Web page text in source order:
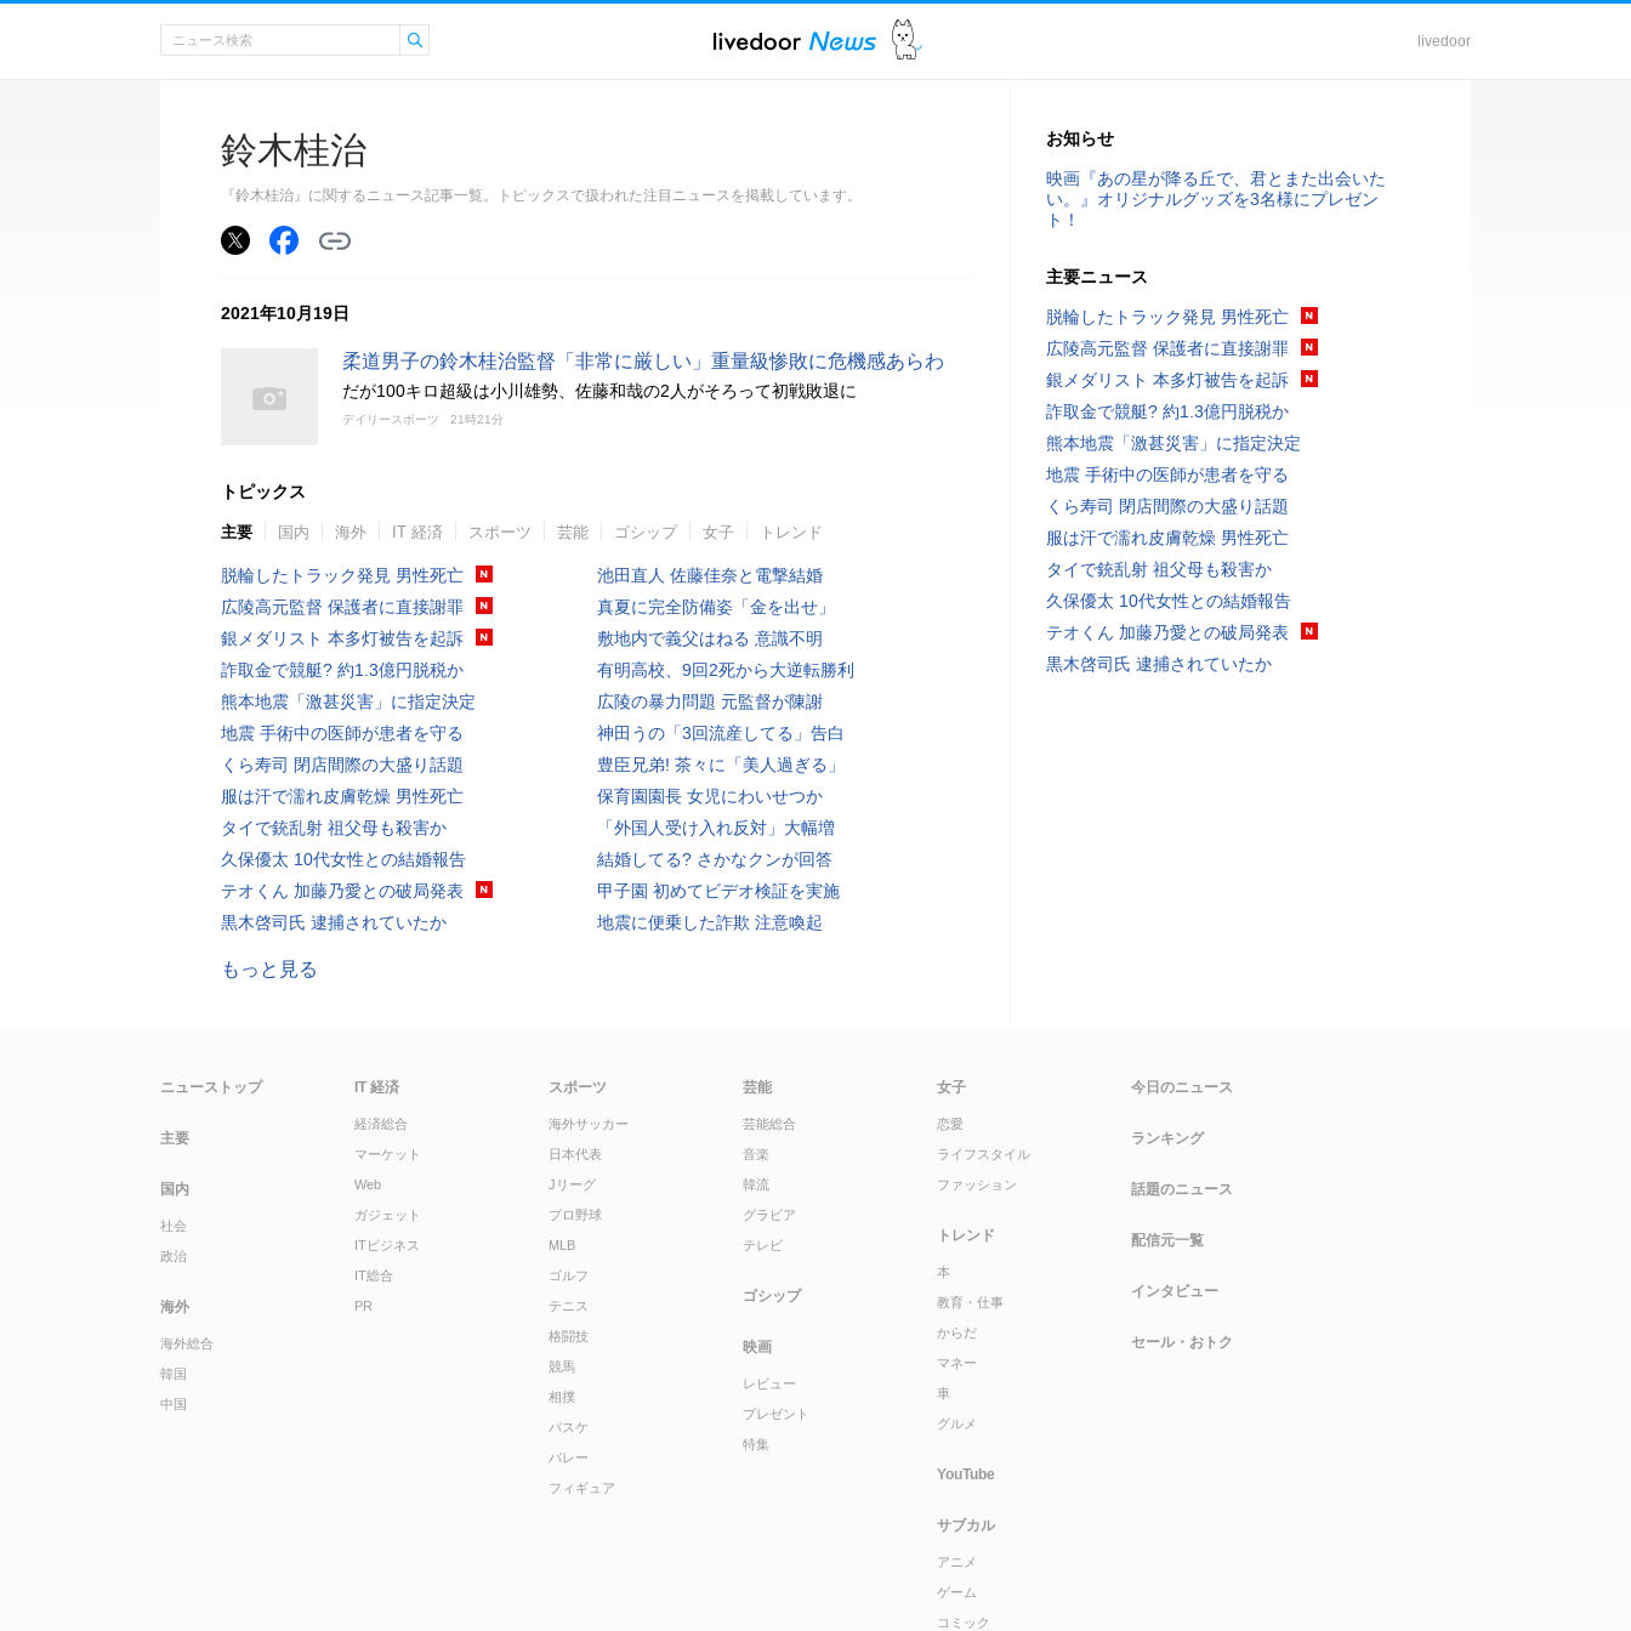
livedoor
鈴木桂治
『鈴木桂治』に関するニュース記事一覧。トピックスで扱われた注目ニュースを掲載しています。
2021年10月19日
柔道男子の鈴木桂治監督「非常に厳しい」重量級惨敗に危機感あらわ
だが100キロ超級は小川雄勢、佐藤和哉の2人がそろって初戦敗退に
デイリースポーツ 21時21分
トピックス
主要 国内 海外 IT 経済 スポーツ 芸能 ゴシップ 女子 トレンド
脱輪したトラック発見 男性死亡
広陵高元監督 保護者に直接謝罪
銀メダリスト 本多灯被告を起訴
詐取金で競艇? 約1.3億円脱税か
熊本地震「激甚災害」に指定決定
地震 手術中の医師が患者を守る
くら寿司 閉店間際の大盛り話題
服は汗で濡れ皮膚乾燥 男性死亡
タイで銃乱射 祖父母も殺害か
久保優太 10代女性との結婚報告
テオくん 加藤乃愛との破局発表
黒木啓司氏 逮捕されていたか
池田直人 佐藤佳奈と電撃結婚
真夏に完全防備姿「金を出せ」
敷地内で義父はねる 意識不明
有明高校、9回2死から大逆転勝利
広陵の暴力問題 元監督が陳謝
神田うの「3回流産してる」告白
豊臣兄弟! 茶々に「美人過ぎる」
保育園園長 女児にわいせつか
「外国人受け入れ反対」大幅増
結婚してる? さかなクンが回答
甲子園 初めてビデオ検証を実施
地震に便乗した詐欺 注意喚起
もっと見る
お知らせ
映画『あの星が降る丘で、君とまた出会いた
い。』オリジナルグッズを3名様にプレゼン
ト！
主要ニュース
脱輪したトラック発見 男性死亡
広陵高元監督 保護者に直接謝罪
銀メダリスト 本多灯被告を起訴
詐取金で競艇? 約1.3億円脱税か
熊本地震「激甚災害」に指定決定
地震 手術中の医師が患者を守る
くら寿司 閉店間際の大盛り話題
服は汗で濡れ皮膚乾燥 男性死亡
タイで銃乱射 祖父母も殺害か
久保優太 10代女性との結婚報告
テオくん 加藤乃愛との破局発表
黒木啓司氏 逮捕されていたか
ニューストップ
主要
国内
社会
政治
海外
海外総合
韓国
中国
IT 経済
経済総合
マーケット
Web
ガジェット
ITビジネス
IT総合
PR
スポーツ
海外サッカー
日本代表
Jリーグ
プロ野球
MLB
ゴルフ
テニス
格闘技
競馬
相撲
バスケ
バレー
フィギュア
芸能
芸能総合
音楽
韓流
グラビア
テレビ
ゴシップ
映画
レビュー
プレゼント
特集
女子
恋愛
ライフスタイル
ファッション
トレンド
本
教育・仕事
からだ
マネー
車
グルメ
YouTube
サブカル
アニメ
ゲーム
コミック
今日のニュース
ランキング
話題のニュース
配信元一覧
インタビュー
セール・おトク